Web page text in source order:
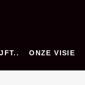
ONZE VISIE